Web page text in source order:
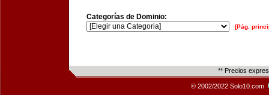
Categorías de Dominio:
[Pág.
** Precios
© 2002/2022 Solo10.com